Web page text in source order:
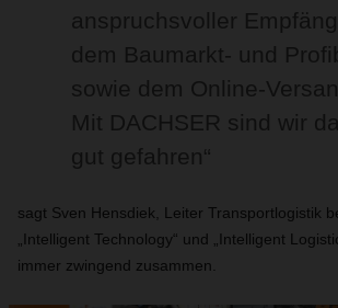
anspruchsvoller
dem Baumarkt- und
sowie dem Online-
Mit DACHSER sind wir
gut gefahren“
sagt Sven Hensdiek, Leiter Transportlogistik
„Intelligent Technology“ und „Intelligent
immer zwingend zusammen.